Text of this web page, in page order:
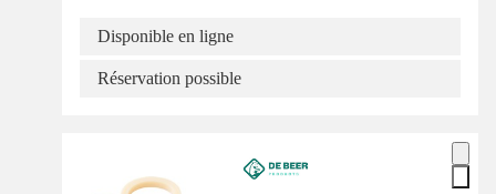
Disponible en ligne
Réservation possible